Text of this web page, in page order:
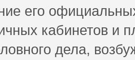
его
кабинетов и
дела,